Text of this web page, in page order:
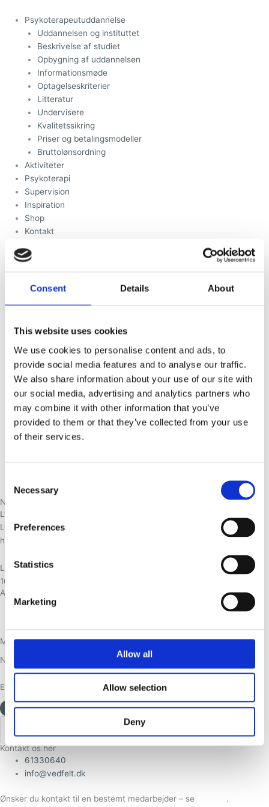
Consent Details About
This website uses cookies
We use cookies to personalise content and ads, to
provide social media features and to analyse our traffic.
We also share information about your use of our site with
our social media, advertising and analytics partners who
may combine it with other information that you’ve
provided to them or that they’ve collected from your use
of their services.
Selection
Necessary
Preferences
Statistics
Marketing
Allow all
Allow selection
Deny
indholdet
Psykoterapeutuddannelse
Uddannelsen og instituttet
Beskrivelse af studiet
Opbygning af uddannelsen
Informationsmøde
Optagelseskriterier
Litteratur
Undervisere
Kvalitetssikring
Priser og betalingsmodeller
Bruttolønsordning
Aktiviteter
Psykoterapi
Supervision
Inspiration
Shop
Kontakt
Psykoterapeutuddannelse
Beskrivelse af studiet
Litteratur
Undervisere
Kvalitetssikring
Priser og betalingsmodeller
Bruttolønsordning
Aktiviteter
Psykoterapi
Supervision
Inspiration
Nyheder
Lydklip fra Metropolis om drømme
Lyt til dette lille klip, som stammer fra en ungdomsradioudsendelse,
hvor Ole Vedfelt fortæller om drømme cheap generic cialis.
Læs mere
10. januar 2014
Adresse
Gribskovvænget 29, Gadevang, 3400 Hillerød
Modtag Nyhedsbrev
Navn
E-mail
Tilmeld
Kontakt os her
61330640
info@vedfelt.dk
Ønsker du kontakt til en bestemt medarbejder – se .